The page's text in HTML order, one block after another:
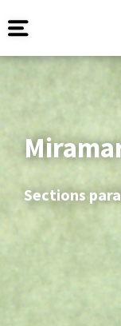
Sections